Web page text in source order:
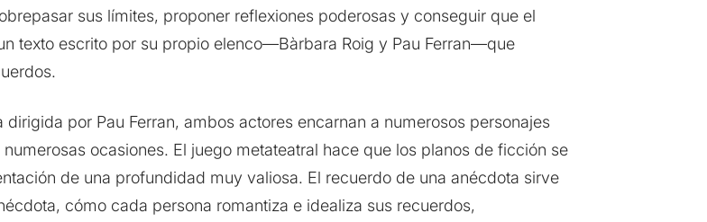
sus límites, proponer reflexiones poderosas y conseguir que el
texto escrito por su propio elenco—Bàrbara Roig y Pau Ferran—que
por Pau Ferran, ambos actores encarnan a numerosos personajes
ocasiones. El juego metateatral hace que los planos de ficción se
de una profundidad muy valiosa. El recuerdo de una anécdota sirve
cómo cada persona romantiza e idealiza sus recuerdos,